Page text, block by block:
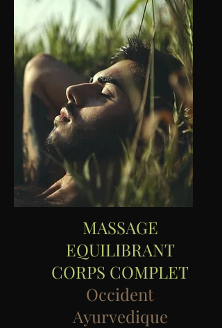
MASSAGE
EQUILIBRANT
CORPS COMPLET
Occident
Ayurvedique